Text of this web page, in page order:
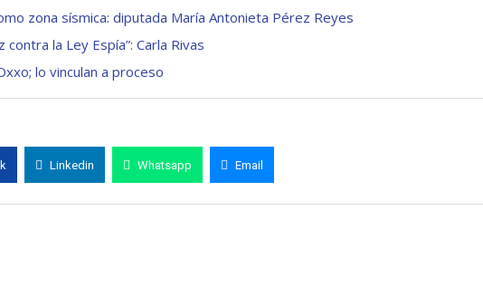
zona sísmica: diputada María Antonieta Pérez Reyes
contra la Ley Espía”: Carla Rivas
lo vinculan a proceso
Linkedin Whatsapp Email